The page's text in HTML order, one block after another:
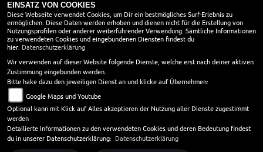
Montag:
geschlossen
Dienstag:
08:30 - 18:00
Mittwoch:
08:30 - 18:00
Donnerstag:
08:30 - 18:00
Freitag:
08:30 - 18:00
Samstag:
10:00 - 13:00
Sonntag:
geschlossen
Werkstatt
Montag - Donnerstag 8.30 - 18.00 Uhr
Freitag 8.30 - 17.00 Uhr
EINSATZ VON COOKIES
Diese Webseite verwendet Cookies, um Dir ein bestmögliches Surf-Erlebnis zu
ermöglichen. Diese Daten werden erhoben und dienen nicht für die Erstellung von
Nutzungsprofilen oder anderer weiterführender Verwendung. Sämtliche Informationen
zu verwendeten Cookies und eingebundenen Diensten findest du
hier: Datenschutzerklärung
Wir verwenden auf dieser Website folgende Dienste, welche erst nach deiner aktiven
Zustimmung eingebunden werden.
Bitte hake dazu den jeweiligen Dienst an und klicke auf Übernehmen:
Google Maps und Youtube
Optional kann mit Klick auf Alles akzeptieren der Nutzung aller Dienste zugestimmt
werden
Detailierte Informationen zu den verwendeten Cookies und deren Bedeutung findest
du in unserer Datenschutzerklärung: Datenschutzerklärung